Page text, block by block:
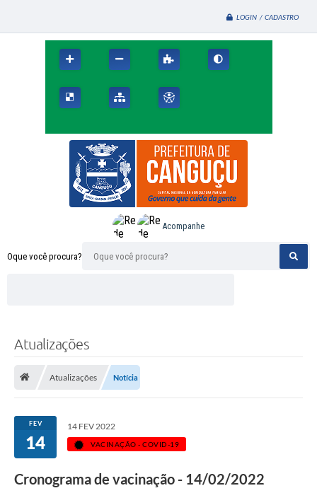
LOGIN / CADASTRO
Oque você procura?
Acompanhe
Atualizações
Atualizações Notícia
FEV
14
14 FEV 2022
VACINAÇÃO - COVID-19
Cronograma de vacinação - 14/02/2022
s
s
a